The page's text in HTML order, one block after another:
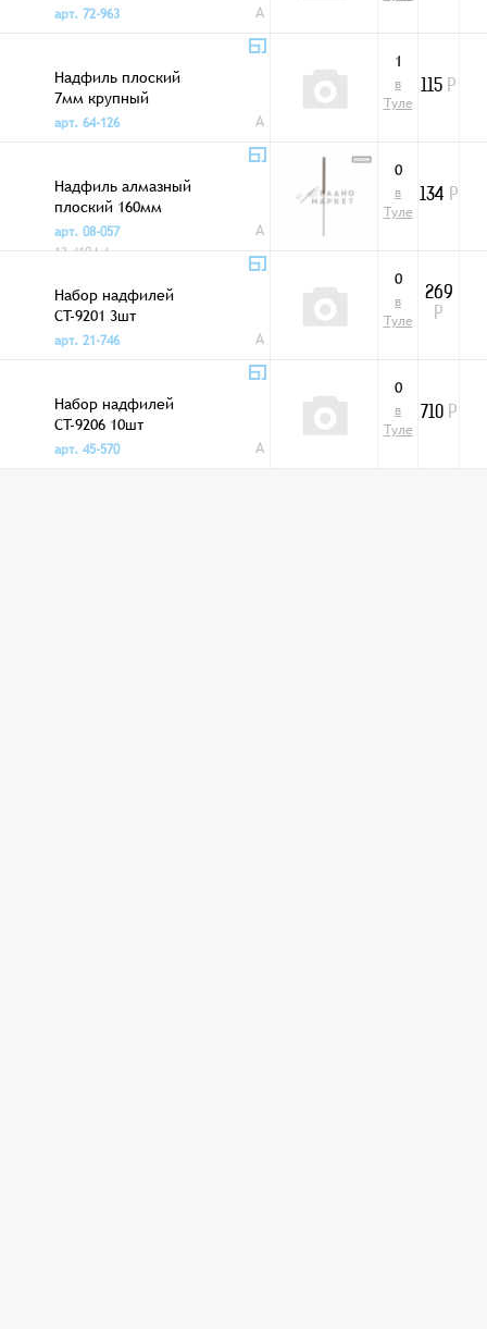
арт. 72-963
A
Надфиль плоский
7мм крупный
арт. 64-126
A
1
в
Туле
115 Р
Надфиль алмазный
плоский 160мм
арт. 08-057
12-4104-4
A
0
в
Туле
134 Р
Набор надфилей
CT-9201 3шт
арт. 21-746
A
0
в
Туле
269
Р
Набор надфилей
CT-9206 10шт
арт. 45-570
A
0
в
Туле
710 Р